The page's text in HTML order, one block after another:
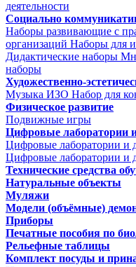
деятельности
Социально
Наборы развивающие с
организаций Наборы для
Дидактические наборы
наборы
Художественно-
Музыка ИЗО Набор для
Физическое развитие
Подвижные игры
Цифровые лаборатории
Цифровые лаборатории и
Цифровые лаборатории и
Технические средства
Натуральные объекты
Муляжи
Модели (объёмные)
Приборы
Печатные пособия по
Рельефные таблицы
Комплект посуды и